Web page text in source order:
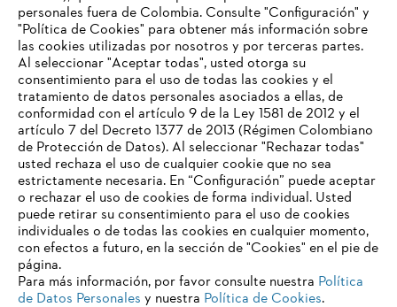
Pie de imprenta Política de privacidad
Información sobre cookies
ANDREAS STIHL AG & Co. KG ©2023
personales fuera de Colombia. Consulte "Configuración" y
"Política de Cookies" para obtener más información sobre
las cookies utilizadas por nosotros y por terceras partes.
Al seleccionar "Aceptar todas", usted otorga su
consentimiento para el uso de todas las cookies y el
tratamiento de datos personales asociados a ellas, de
conformidad con el artículo 9 de la Ley 1581 de 2012 y el
artículo 7 del Decreto 1377 de 2013 (Régimen Colombiano
de Protección de Datos). Al seleccionar "Rechazar todas"
usted rechaza el uso de cualquier cookie que no sea
estrictamente necesaria. En “Configuración” puede aceptar
o rechazar el uso de cookies de forma individual. Usted
puede retirar su consentimiento para el uso de cookies
individuales o de todas las cookies en cualquier momento,
con efectos a futuro, en la sección de "Cookies" en el pie de
página.
Para más información, por favor consulte nuestra Política
de Datos Personales y nuestra Política de Cookies.